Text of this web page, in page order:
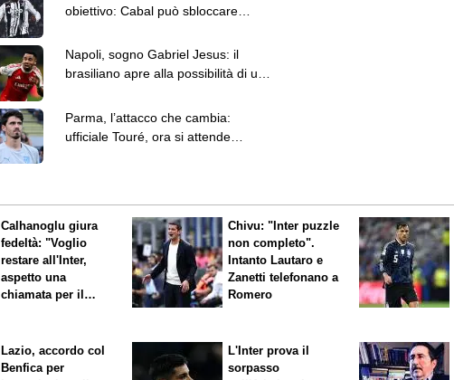
obiettivo: Cabal può sbloccare
Napoli, sogno Gabriel Jesus: il
brasiliano apre alla possibilità di un
Parma, l’attacco che cambia:
ufficiale Touré, ora si attende
Calhanoglu giura
fedeltà: "Voglio
restare all'Inter,
aspetto una
chiamata per il
Chivu: "Inter puzzle
non completo".
Intanto Lautaro e
Zanetti telefonano a
Romero
Lazio, accordo col
Benfica per
L'Inter prova il
sorpasso